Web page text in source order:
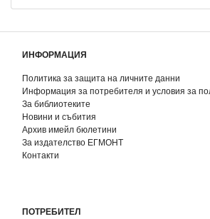
ИНФОРМАЦИЯ
Политика за защита на личните данни
Информация за потребителя и условия за
За библиотеките
Новини и събития
Архив имейл бюлетини
За издателство ЕГМОНТ
Контакти
ПОТРЕБИТЕЛ